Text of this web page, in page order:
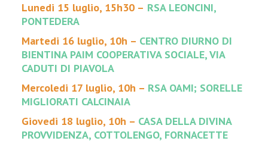
Lunedi 15 luglio, 15h30 – RSA LEONCINI,
PONTEDERA
Martedi 16 luglio, 10h – CENTRO DIURNO DI
BIENTINA PAIM COOPERATIVA SOCIALE, VIA
CADUTI DI PIAVOLA
Mercoledi 17 luglio, 10h – RSA OAMI; SORELLE
MIGLIORATI CALCINAIA
Giovedi 18 luglio, 10h – CASA DELLA DIVINA
PROVVIDENZA, COTTOLENGO, FORNACETTE